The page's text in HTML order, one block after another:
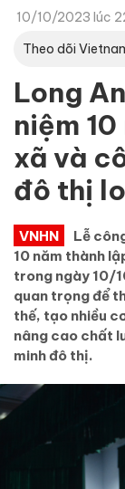
10/10/2023 lúc
Theo dõi
Long
niệm
xã và
đô thị
VNHN
Lễ
10 năm thành
trong ngày 10/
quan trọng để
thế, tạo nhiều
nâng cao chất
minh đô thị.